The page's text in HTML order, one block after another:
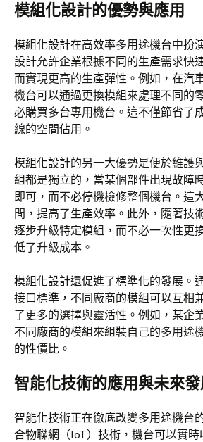
模組化設計的優勢與應用
模組化設計在高效率多用途機台中扮
設計允許企業根據不同的生產需求快
而實現更高的生產彈性。例如，在汽
機台可以通過更換模組來處理不同的
必購買多台專用機台。這不僅節省了
線的空間佔用。
模組化設計的另一大優勢是便於維護
組都是獨立的，當某個部件出現故障
即可，而不必停機檢修整個機台。這
間，提高了生產效率。此外，隨著技
逐步升級特定模組，而不必一次性更
低了升級成本。
模組化設計還促進了標準化的發展。
接口標準，不同廠商的模組可以互相
了更多的選擇與靈活性。例如，某企
不同廠商的模組來組裝自己的多用途
的性價比。
智能化技術的應用與未來
智能化技術正在徹底改變多用途機台
合物聯網（IoT）技術，機台可以實